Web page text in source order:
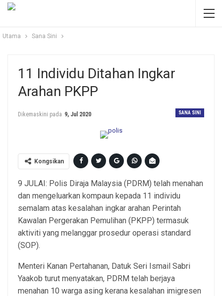
Utama Sana Sini
11 Individu Ditahan Ingkar
Arahan PKPP
SANA SINI
Dikemaskini pada 9, Jul 2020
Kongsikan
9 JULAI: Polis Diraja Malaysia (PDRM) telah menahan
dan mengeluarkan kompaun kepada 11 individu
semalam atas kesalahan ingkar arahan Perintah
Kawalan Pergerakan Pemulihan (PKPP) termasuk
aktiviti yang melanggar prosedur operasi standard
(SOP).
Menteri Kanan Pertahanan, Datuk Seri Ismail Sabri
Yaakob turut menyatakan, PDRM telah berjaya
menahan 10 warga asing kerana kesalahan imigresen